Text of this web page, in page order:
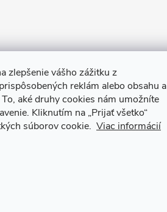
zlepšenie vášho zážitku z
reklám alebo obsahu a
To, aké druhy cookies nám umožníte
Kliknutím na „Prijať všetko“
súborov cookie. Viac informácií